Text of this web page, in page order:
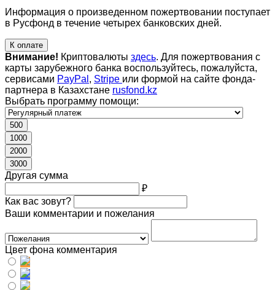
Информация о произведенном пожертвовании поступает
в Русфонд в течение четырех банковских дней.
К оплате
Внимание! Криптовалюты здесь. Для пожертвования с
карты зарубежного банка воспользуйтесь, пожалуйста,
сервисами PayPal , Stripe или формой на сайте фонда-
партнера в Казахстане rusfond.kz
Выбрать программу помощи:
500
1000
2000
3000
Другая сумма
₽
Как вас зовут?
Ваши комментарии и пожелания
Цвет фона комментария